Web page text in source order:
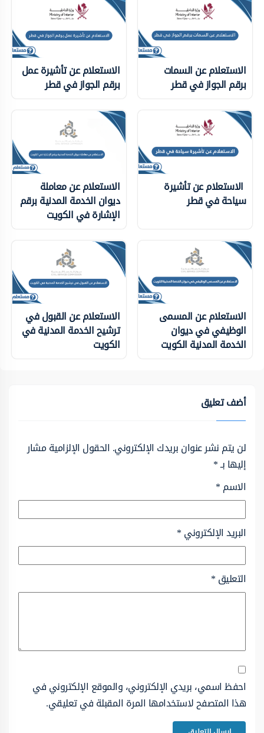
الاستعلام عن السمات
برقم الجواز في قطر
الاستعلام عن تأشيرة عمل
برقم الجواز في قطر
الاستعلام عن تأشيرة
سياحة في قطر
الاستعلام عن معاملة
ديوان الخدمة المدنية برقم
الإشارة في الكويت
الاستعلام عن المسمى
الوظيفي في ديوان
الخدمة المدنية الكويت
الاستعلام عن القبول في
ترشيح الخدمة المدنية في
الكويت
أضف تعليق
لن يتم نشر عنوان بريدك الإلكتروني. الحقول الإلزامية مشار
إليها بـ*
الاسم*
البريد الإلكتروني*
التعليق*
احفظ اسمي، بريدي الإلكتروني، والموقع الإلكتروني في
هذا المتصفح لاستخدامها المرة المقبلة في تعليقي.